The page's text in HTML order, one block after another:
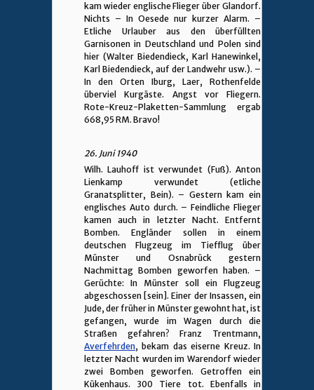
kam wieder englische Flieger über Glandorf.
Nichts – In Oesede nur kurzer Alarm. –
Etliche Urlauber aus den überfüllten
Garnisonen in Deutschland und Polen sind
hier (Walter Biedendieck, Karl Hanewinkel,
Karl Biedendieck, auf der Landwehr usw.). –
In den Orten Iburg, Laer, Rothenfelde
überviel Kurgäste. Angst vor Fliegern.
Rote-Kreuz-Plaketten-Sammlung ergab
668,95 RM. Bravo!
26. Juni 1940
Wilh. Lauhoff ist verwundet (Fuß). Anton
Lienkamp verwundet (etliche
Granatsplitter, Bein). – Gestern kam ein
englisches Auto durch. – Feindliche Flieger
kamen auch in letzter Nacht. Entfernt
Bomben. Engländer sollen in einem
deutschen Flugzeug im Tiefflug über
Münster und Osnabrück gestern
Nachmittag Bomben geworfen haben. –
Gerüchte: In Münster soll ein Flugzeug
abgeschossen [sein]. Einer der Insassen, ein
Jude, der früher in Münster gewohnt hat, ist
gefangen, wurde im Wagen durch die
Straßen gefahren? Franz Trentmann,
Averfehrden, bekam das eiserne Kreuz. In
letzter Nacht wurden im Warendorf wieder
zwei Bomben geworfen. Getroffen ein
Kükenhaus. 300 Tiere tot. Ebenfalls in